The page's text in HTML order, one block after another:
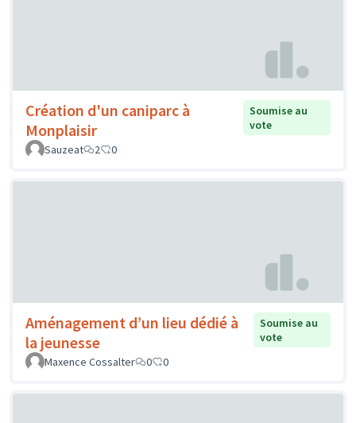
Création d'un caniparc à
Monplaisir
Soumise au
vote
Sauzeat
2 0
Aménagement d’un lieu dédié à
la jeunesse
Soumise au
vote
Maxence Cossalter
0 0